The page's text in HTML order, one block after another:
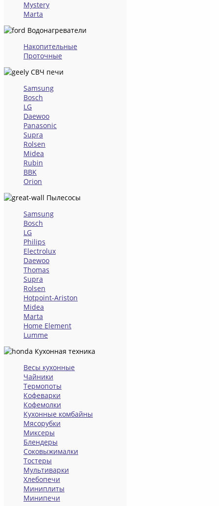
Mystery
Marta
Водонагреватели
Накопительные
Проточные
СВЧ печи
Samsung
Bosch
LG
Daewoo
Panasonic
Supra
Rolsen
Midea
Rubin
BBK
Orion
Пылесосы
Samsung
Bosch
LG
Philips
Electrolux
Daewoo
Thomas
Supra
Rolsen
Hotpoint-Ariston
Midea
Marta
Home Element
Lumme
Кухонная техника
Весы кухонные
Чайники
Термопоты
Кофеварки
Кофемолки
Кухонные комбайны
Мясорубки
Миксеры
Блендеры
Соковыжималки
Тостеры
Мультиварки
Хлебопечи
Миниплиты
Минипечи